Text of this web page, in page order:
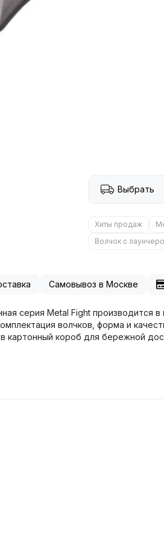
Выбрать
Хиты продаж
Волчок с
Самовывоз в Москве
серия Metal Fight
волчков, форма и
картонный короб для бережной